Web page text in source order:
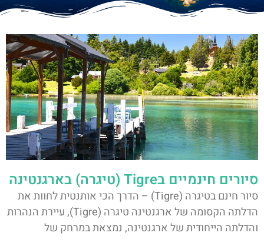
סיורים חינמיים בTigre (טיגרה) בארגנטינה
סיור חינם בטיגרה (Tigre) – הדרך הכי אותנטית לחוות את
הדלתה הקסומה של ארגנטינה טיגרה (Tigre), עיירת הנהרות
והדלתה הייחודית של ארגנטינה, נמצאת במרחק של